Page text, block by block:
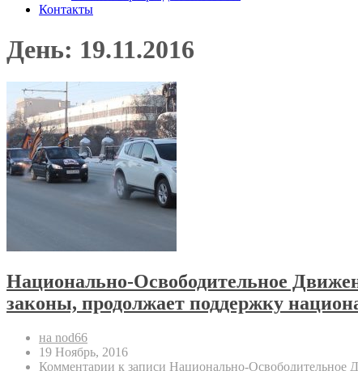
Контакты
День: 19.11.2016
Национально-Освободительное
законы, продолжает поддержку
на nod66
19 Ноябрь, 2016
Комментарии к записи Национально-Освободительное